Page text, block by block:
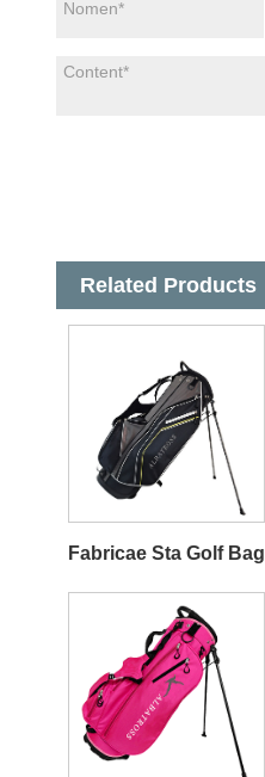
Related Products
Fabricae Sta Golf Bag